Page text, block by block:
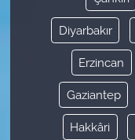
Diyarbakır
Erzincan
Gaziantep
Hakkâri